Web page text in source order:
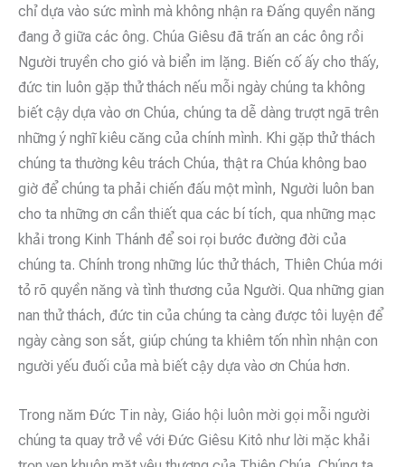
chỉ dựa vào sức mình mà không nhận ra Đấng quyền năng
đang ở giữa các ông. Chúa Giêsu đã trấn an các ông rồi
Người truyền cho gió và biển im lặng. Biến cố ấy cho thấy,
đức tin luôn gặp thử thách nếu mỗi ngày chúng ta không
biết cậy dựa vào ơn Chúa, chúng ta dễ dàng trượt ngã trên
những ý nghĩ kiêu căng của chính mình. Khi gặp thử thách
chúng ta thường kêu trách Chúa, thật ra Chúa không bao
giờ để chúng ta phải chiến đấu một mình, Người luôn ban
cho ta những ơn cần thiết qua các bí tích, qua những mạc
khải trong Kinh Thánh để soi rọi bước đường đời của
chúng ta. Chính trong những lúc thử thách, Thiên Chúa mới
tỏ rõ quyền năng và tình thương của Người. Qua những gian
nan thử thách, đức tin của chúng ta càng được tôi luyện để
ngày càng son sắt, giúp chúng ta khiêm tốn nhìn nhận con
người yếu đuối của mà biết cậy dựa vào ơn Chúa hơn.
Trong năm Đức Tin này, Giáo hội luôn mời gọi mỗi người
chúng ta quay trở về với Đức Giêsu Kitô như lời mặc khải